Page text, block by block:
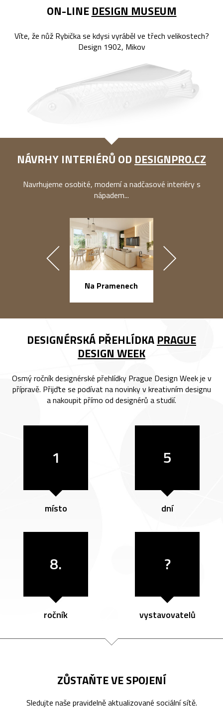
ON-LINE DESIGN MUSEUM
Víte, že nůž Rybička se kdysi vyráběl ve třech velikostech?
Design 1902, Mikov
NÁVRHY INTERIÉRŮ OD DESIGNPRO.CZ
Navrhujeme osobité, moderní a nadčasové interiéry s
nápadem...
Na Pramenech
DESIGNÉRSKÁ PŘEHLÍDKA PRAGUE
DESIGN WEEK
Osmý ročník designérské přehlídky Prague Design Week je v
přípravě. Přijďte se podívat na novinky v kreativním designu
a nakoupit přímo od designérů a studií.
1
místo
5
dní
8.
ročník
?
vystavovatelů
ZŮSTAŇTE VE SPOJENÍ
Sledujte naše pravidelně aktualizované sociální sítě.